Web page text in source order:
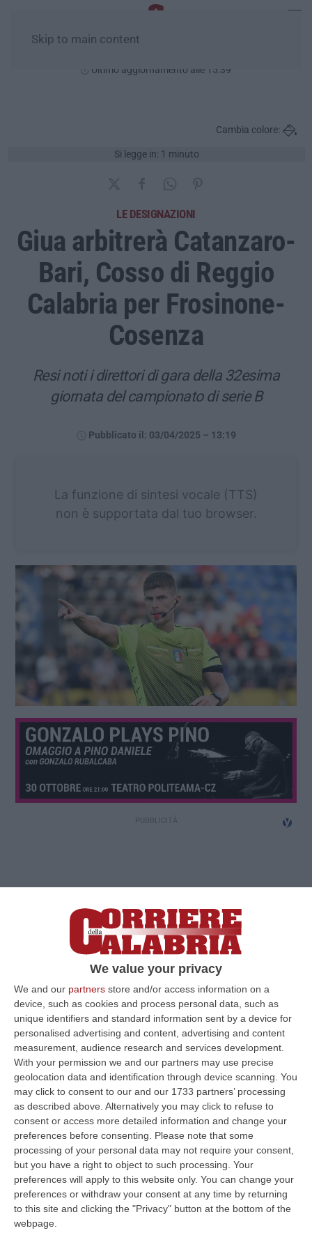
We value your privacy
We and our partners store and/or access information on a
device, such as cookies and process personal data, such as
unique identifiers and standard information sent by a device for
personalised advertising and content, advertising and content
measurement, audience research and services development.
With your permission we and our partners may use precise
geolocation data and identification through device scanning. You
may click to consent to our and our 1733 partners’ processing
as described above. Alternatively you may click to refuse to
consent or access more detailed information and change your
preferences before consenting.
Please note that some
processing of your personal data may not require your consent,
but you have a right to object to such processing. Your
preferences will apply to this website only. You can change your
preferences or withdraw your consent at any time by returning
to this site and clicking the "Privacy" button at the bottom of the
webpage.
Skip to main content
Ultimo aggiornamento alle 15:39
Si legge in: 1 minuto
Cambia colore:
LE DESIGNAZIONI
Giua arbitrerà Catanzaro-
Bari, Cosso di Reggio
Calabria per Frosinone-
Cosenza
Resi noti i direttori di gara della 32esima
giornata del campionato di serie B
Pubblicato il: 03/04/2025 – 13:19
La funzione di sintesi vocale (TTS)
non è supportata dal tuo browser.
Clicca e segui “Corriere della Calabria” su Google News
ROMASono stati resi noti gli arbitri della
32esima giornata del campionato di serie B
in programma nel prossimo fine settimana.
Reggiana – Cremonese (04/04, ore 20.30)